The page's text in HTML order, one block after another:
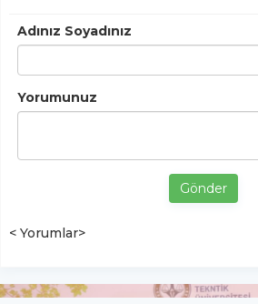
Adınız Soyadınız
Yorumunuz
Gönder
< Yorumlar>